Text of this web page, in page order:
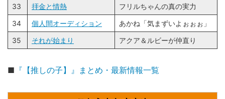
33
拝金と情熱
フリルちゃんの真の実力
34
個人間オーディション
あかね「気まずいよぉぉぉ」
35
それが始まり アクア＆ルビーが仲直り
■ 『【推しの子】』まとめ・最新情報一覧